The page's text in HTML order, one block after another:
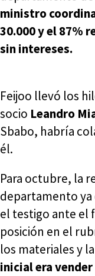
ministro
30.000 y el 87%
sin intereses.
Feijoo llevó los
socio Leandro
Sbabo, habría
él.
Para octubre, la
departamento ya
el testigo ante el
posición en el
los materiales y
inicial era